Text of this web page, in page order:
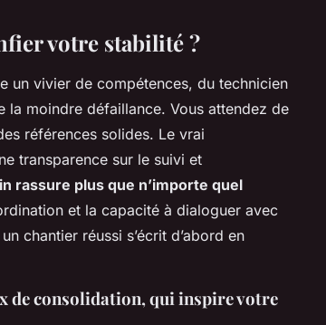
votre stabilité ?
un vivier de compétences, du technicien
la moindre défaillance. Vous attendez de
références solides. Le vrai
transparence sur le suivi et
rassure plus que n’importe quel
et la capacité à dialoguer avec
chantier réussi s’écrit d’abord en
de consolidation, qui inspire votre